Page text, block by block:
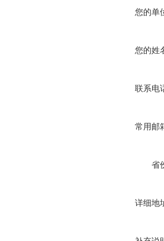
您的单
您的姓
联系电
常用邮
省
详细地